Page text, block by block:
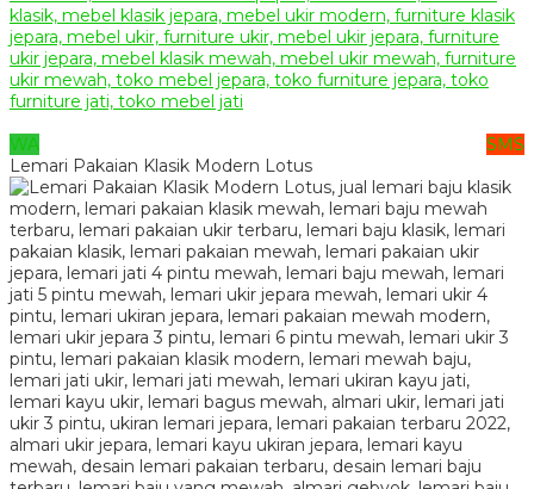
WA
SMS
Lemari Pakaian Klasik Modern Lotus